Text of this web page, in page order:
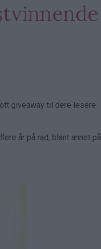
giveaway til dere lesere
år på rad, blant annet på